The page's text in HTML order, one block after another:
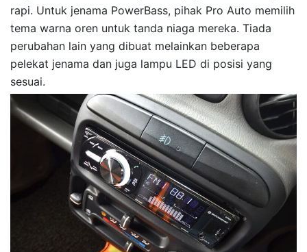
rapi. Untuk jenama PowerBass, pihak Pro Auto memilih
tema warna oren untuk tanda niaga mereka. Tiada
perubahan lain yang dibuat melainkan beberapa
pelekat jenama dan juga lampu LED di posisi yang
sesuai.